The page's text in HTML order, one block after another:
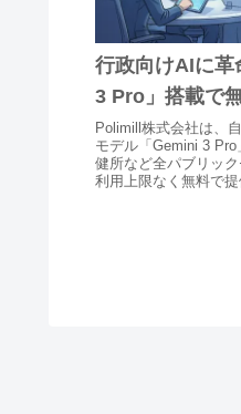
行政向けAIに
3 Pro」搭載で
Polimill株式会社は、
モデル「Gemini 3
健所など全パブリッ
利用上限なく無料で